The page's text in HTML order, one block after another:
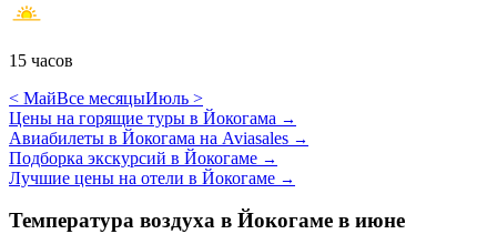
15 часов
< МайВсе месяцыИюль >
Цены на горящие туры в Йокогама →
Авиабилеты в Йокогама на Aviasales →
Подборка экскурсий в Йокогаме →
Лучшие цены на отели в Йокогаме →
Температура воздуха в Йокогаме в июне